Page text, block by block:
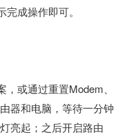
成操作即可。
或通过重置Modem、
器和电脑，等待一分钟
亮起；之后开启路由